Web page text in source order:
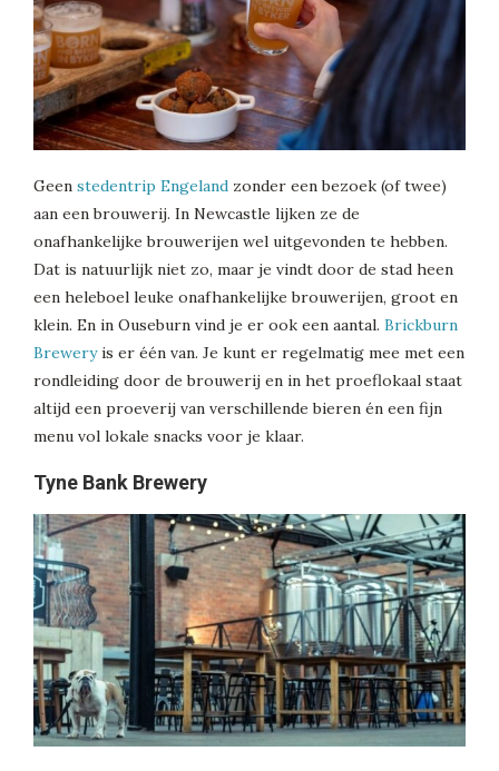
Geen stedentrip Engeland zonder een bezoek (of twee)
aan een brouwerij. In Newcastle lijken ze de
onafhankelijke brouwerijen wel uitgevonden te hebben.
Dat is natuurlijk niet zo, maar je vindt door de stad heen
een heleboel leuke onafhankelijke brouwerijen, groot en
klein. En in Ouseburn vind je er ook een aantal. Brickburn
Breweryis er één van. Je kunt er regelmatig mee met een
rondleiding door de brouwerij en in het proeflokaal staat
altijd een proeverij van verschillende bieren én een fijn
menu vol lokale snacks voor je klaar.
Tyne Bank Brewery